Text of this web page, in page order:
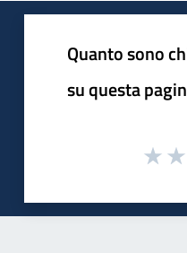
Quanto sono
su questa